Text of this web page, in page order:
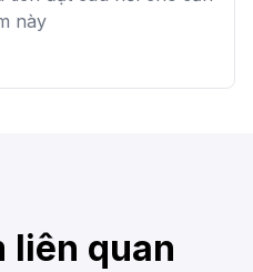
này
liên quan